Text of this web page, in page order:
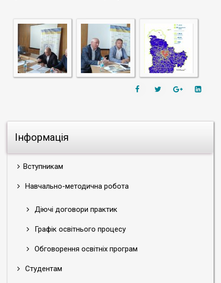
Інформація
Вступникам
Навчально-методична робота
Діючі договори практик
Графік освітнього процесу
Обговорення освітніх програм
Студентам